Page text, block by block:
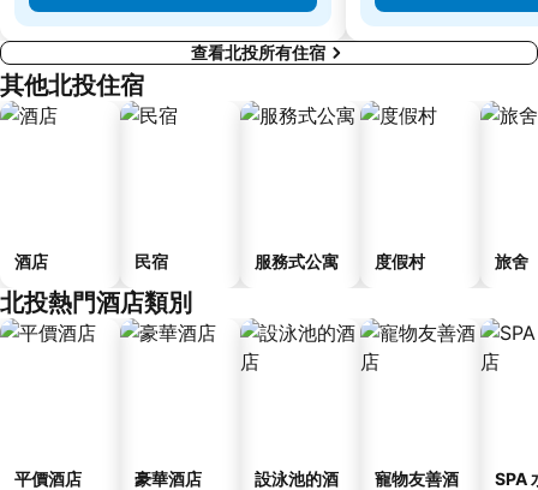
查看北投所有住宿
其他北投住宿
酒店 民宿 服務式公寓 度假村 旅舍
北投熱門酒店類別
平價酒店 豪華酒店
設泳池的酒
寵物友善酒
SPA